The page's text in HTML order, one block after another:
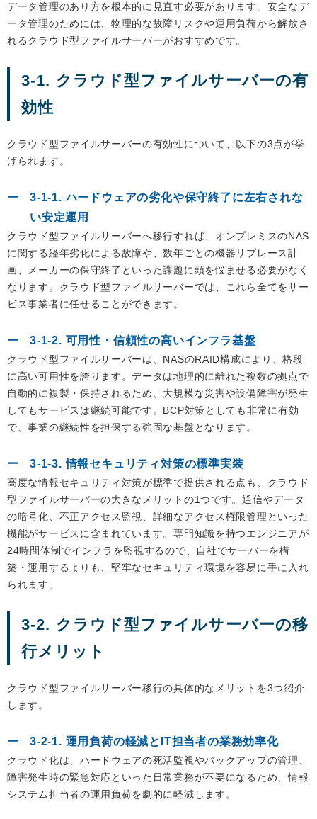
データ管理のあり方を根本的に見直す必要があります。安全なデ
ータ管理のためには、物理的な故障リスクや運用負荷から解放さ
れるクラウド型ファイルサーバーがおすすめです。
3-1. クラウド型ファイルサーバーの有
効性
クラウド型ファイルサーバーの有効性について、以下の3点が挙
げられます。
3-1-1. ハードウェアの劣化や保守終了に左右されな
い安定運用
クラウド型ファイルサーバーへ移行すれば、オンプレミスのNAS
に関する経年劣化による故障や、数年ごとの機器リプレース計
画、メーカーの保守終了といった課題に頭を悩ませる必要がなく
なります。クラウド型ファイルサーバーでは、これら全てをサー
ビス事業者に任せることができます。
3-1-2. 可用性・信頼性の高いインフラ基盤
クラウド型ファイルサーバーは、NASのRAID構成により、格段
に高い可用性を誇ります。データは地理的に離れた複数の拠点で
自動的に複製・保持されるため、大規模な災害や設備障害が発生
してもサービスは継続可能です。BCP対策としても非常に有効
で、事業の継続性を担保する強固な基盤となります。
3-1-3. 情報セキュリティ対策の標準実装
高度な情報セキュリティ対策が標準で提供される点も、クラウド
型ファイルサーバーの大きなメリットの1つです。通信やデータ
の暗号化、不正アクセス監視、詳細なアクセス権限管理といった
機能がサービスに含まれています。専門知識を持つエンジニアが
24時間体制でインフラを監視するので、自社でサーバーを構
築・運用するよりも、堅牢なセキュリティ環境を容易に手に入れ
られます。
3-2. クラウド型ファイルサーバーの移
行メリット
クラウド型ファイルサーバー移行の具体的なメリットを3つ紹介
します。
3-2-1. 運用負荷の軽減とIT担当者の業務効率化
クラウド化は、ハードウェアの死活監視やバックアップの管理、
障害発生時の緊急対応といった日常業務が不要になるため、情報
システム担当者の運用負荷を劇的に軽減します。